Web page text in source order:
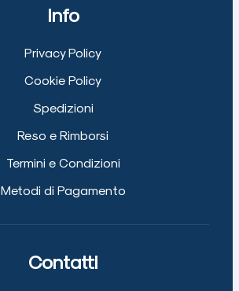
Info
Privacy Policy
Cookie Policy
Spedizioni
Reso e Rimborsi
Termini e Condizioni
Metodi di Pagamento
Contatti